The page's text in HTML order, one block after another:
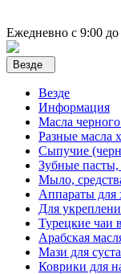
Ежедневно с 9:00 до
Везде
Везде
Информация
Масла
Разные масла
Сыпучие
Зубные пасты,
Мыло,
Аппараты
Для
Турецкие чаи
Арабская
Мази для
Коврики для